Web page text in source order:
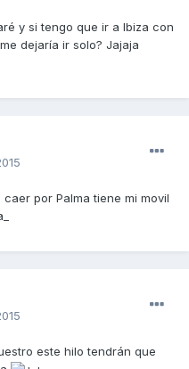
y si tengo que ir a Ibiza con
dejaría ir solo? Jajaja
por Palma tiene mi movil
este hilo tendrán que